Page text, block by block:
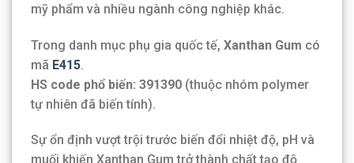
mỹ phẩm và nhiều ngành công nghiệp khác.
Trong danh mục phụ gia quốc tế, Xanthan Gum có
mã E415.
HS code phổ biến: 391390 (thuộc nhóm polymer
tự nhiên đã biến tính).
Sự ổn định vượt trội trước biến đổi nhiệt độ, pH và
muối khiến Xanthan Gum trở thành chất tạo độ